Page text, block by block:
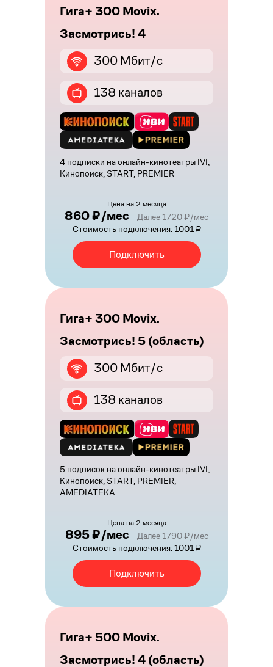
Гига+ 300 Movix.
Засмотрись! 4
300 Мбит/с
138 каналов
4 подписки на онлайн-кинотеатры IVI,
Кинопоиск, START, PREMIER
Цена на 2 месяца
860 ₽/мес
Далее 1720 ₽/мес
Стоимость подключения: 1001 ₽
Подключить
Гига+ 300 Movix.
Засмотрись! 5 (область)
300 Мбит/с
138 каналов
5 подписок на онлайн-кинотеатры IVI,
Кинопоиск, START, PREMIER,
AMEDIATEKA
Цена на 2 месяца
895 ₽/мес
Далее 1790 ₽/мес
Стоимость подключения: 1001 ₽
Подключить
Гига+ 500 Movix.
Засмотрись! 4 (область)